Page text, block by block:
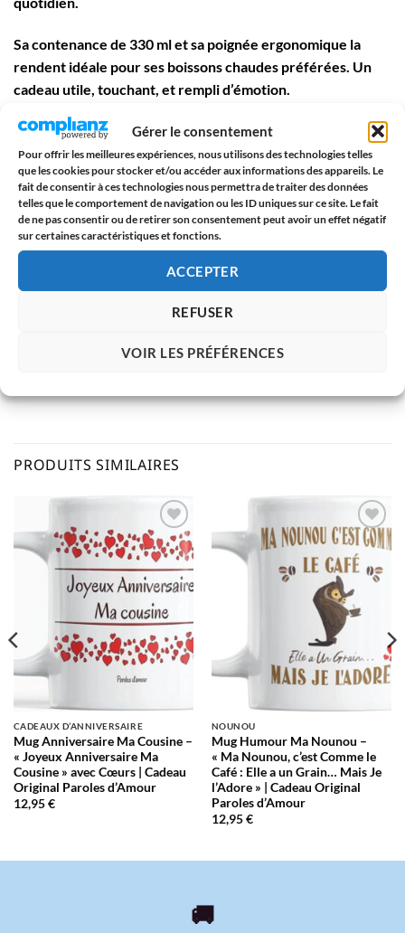
Gérer le consentement
Pour offrir les meilleures expériences, nous utilisons des technologies telles
que les cookies pour stocker et/ou accéder aux informations des appareils. Le
fait de consentir à ces technologies nous permettra de traiter des données
telles que le comportement de navigation ou les ID uniques sur ce site. Le fait
de ne pas consentir ou de retirer son consentement peut avoir un effet négatif
sur certaines caractéristiques et fonctions.
ACCEPTER
REFUSER
VOIR LES PRÉFÉRENCES
Sa contenance de 330 ml et sa poignée ergonomique la
rendent idéale pour ses boissons chaudes préférées. Un
cadeau utile, touchant, et rempli d’émotion.
💖 Pourquoi ce mug est parfait pour
🎂 Un message clair et plein de tendresse : « Joyeux
Anniversaire Papy »
🎁 Un cadeau simple, pratique et symbolique
☕ Un mug 330 ml robuste, facile à utiliser et à entretenir
🌟 Un design exclusif Paroles d’Amour, imprimé en
PRODUITS SIMILAIRES
AJOUTER
À LA
LISTE
D’ENVIES
CADEAUX D’ANNIVERSAIRE
Mug Anniversaire Ma Cousine –
« Joyeux Anniversaire Ma
Cousine » avec Cœurs | Cadeau
Original Paroles d’Amour
12,95€
AJOUTER
À LA
LISTE
D’ENVIES
NOUNOU
Mug Humour Ma Nounou –
« Ma Nounou, c’est Comme le
Café : Elle a un Grain… Mais Je
l’Adore » | Cadeau Original
Paroles d’Amour
12,95€
🚚